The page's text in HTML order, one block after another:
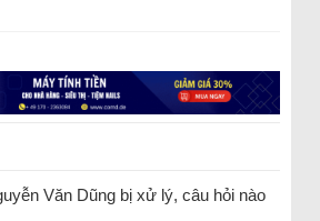
Văn Dũng bị xử lý, câu hỏi nào